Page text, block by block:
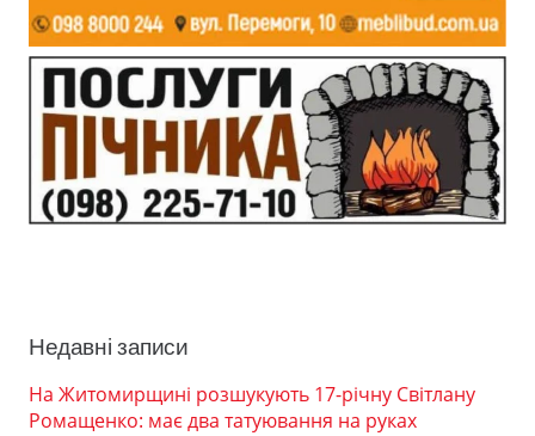
Недавні записи
На Житомирщині розшукують 17-річну Світлану
Ромащенко: має два татуювання на руках